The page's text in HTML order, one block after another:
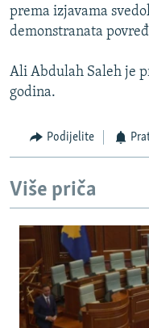
GENOCID U SREBRENICI
TV LIBERTY
MOJA EVROPA
TRI DECENIJE OD RATA U
SVE KARTE DEJTONA
Sve RFE/RL stranice
prema izjavama
demonstranata
Ali Abdulah Saleh je
godina.
Podijelite
Više priča